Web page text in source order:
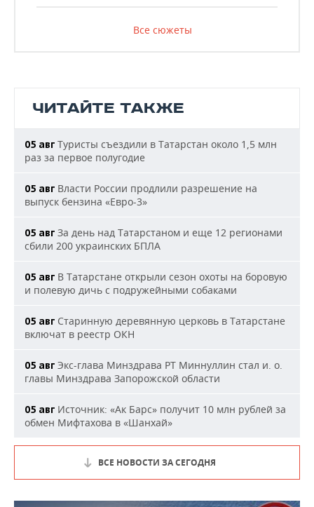
Все сюжеты
ЧИТАЙТЕ ТАКЖЕ
05 авг Туристы съездили в Татарстан около 1,5 млн
раз за первое полугодие
05 авг Власти России продлили разрешение на
выпуск бензина «Евро-3»
05 авг За день над Татарстаном и еще 12 регионами
сбили 200 украинских БПЛА
05 авг В Татарстане открыли сезон охоты на боровую
и полевую дичь с подружейными собаками
05 авг Старинную деревянную церковь в Татарстане
включат в реестр ОКН
05 авг Экс-глава Минздрава РТ Миннуллин стал и. о.
главы Минздрава Запорожской области
05 авг Источник: «Ак Барс» получит 10 млн рублей за
обмен Мифтахова в «Шанхай»
ВСЕ НОВОСТИ ЗА СЕГОДНЯ